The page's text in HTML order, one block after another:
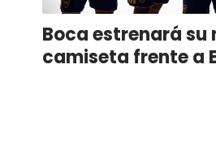
Boca estrenará su
camiseta frente a